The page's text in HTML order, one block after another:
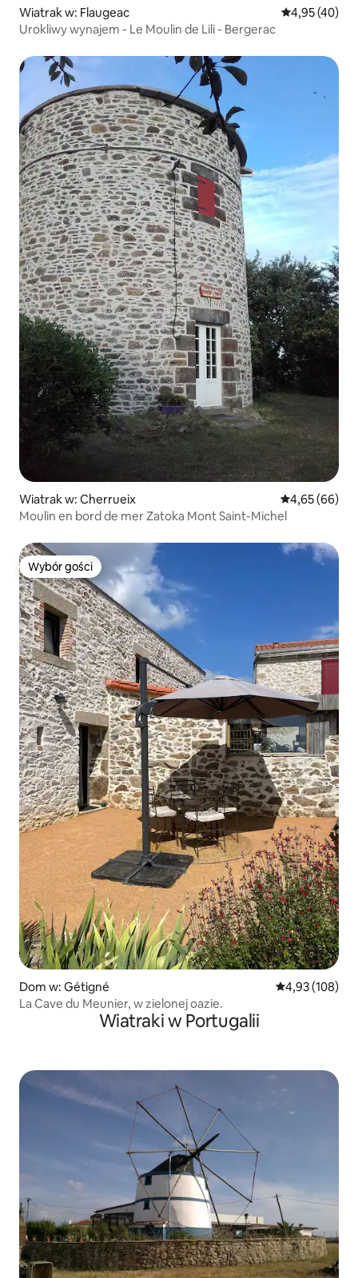
Wiatrak w: Flaugeac Średnia
4,95 (40)
Urokliwy wynajem - Le Moulin de Lili - Bergerac
Wiatrak w: Cherrueix Średnia
4,65 (66)
Moulin en bord de mer Zatoka Mont Saint-Michel
Wybór gości
Wybór gości
Dom w: Gétigné Średnia
4,93 (108)
La Cave du Meunier, w zielonej oazie.
Wiatraki w Portugalii